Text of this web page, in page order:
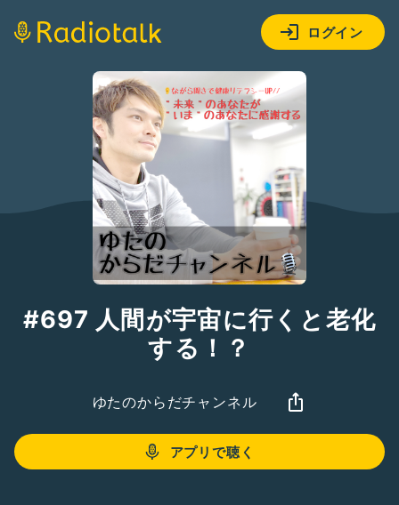
ログイン
#697 人間が宇宙に行くと老化
する！？
ゆたのからだチャンネル
アプリで聴く